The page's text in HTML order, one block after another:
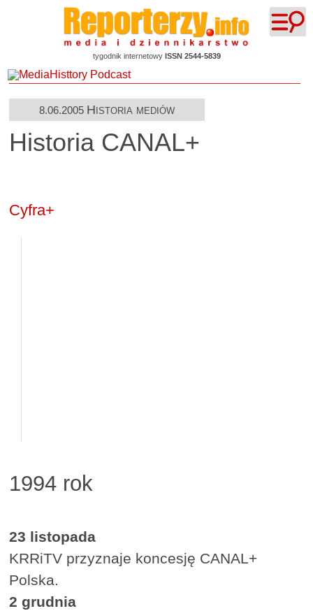
tygodnik internetowy ISSN 2544-5839
8.06.2005 Historia mediów
Historia CANAL+
Cyfra+
1994 rok
23 listopada
KRRiTV przyznaje koncesję CANAL+
Polska.
2 grudnia